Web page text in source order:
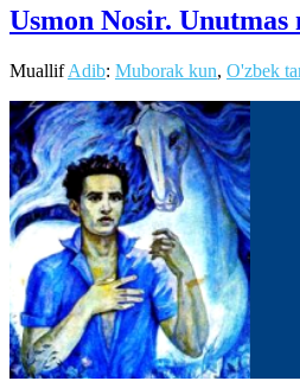
Usmon Nosir.
MuallifAdib: Muborak kun, O'zbek